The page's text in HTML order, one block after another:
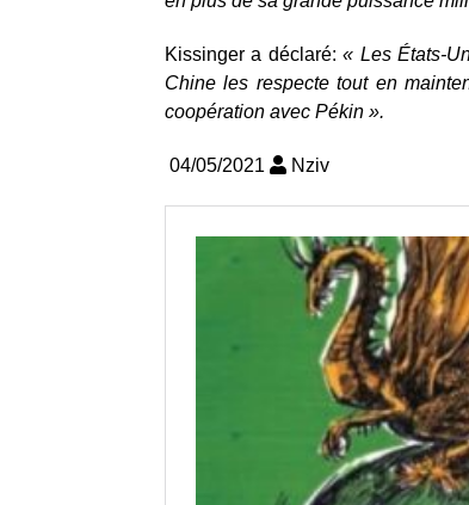
Kissinger a déclaré:« Les États-
Chine les respecte tout en
coopération avec Pékin ».
04/05/2021 Nziv